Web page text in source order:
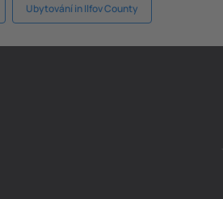
Ubytování in Ilfov County